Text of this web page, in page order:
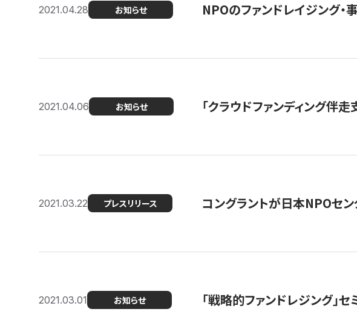
2021.04.28 お知らせ NPOのファンドレイジング・
2021.04.06 お知らせ 「クラウドファンディング伴
2021.03.22 プレスリリース コングラントが日本NPOセ
2021.03.01 お知らせ 「戦略的ファンドレジング」セ